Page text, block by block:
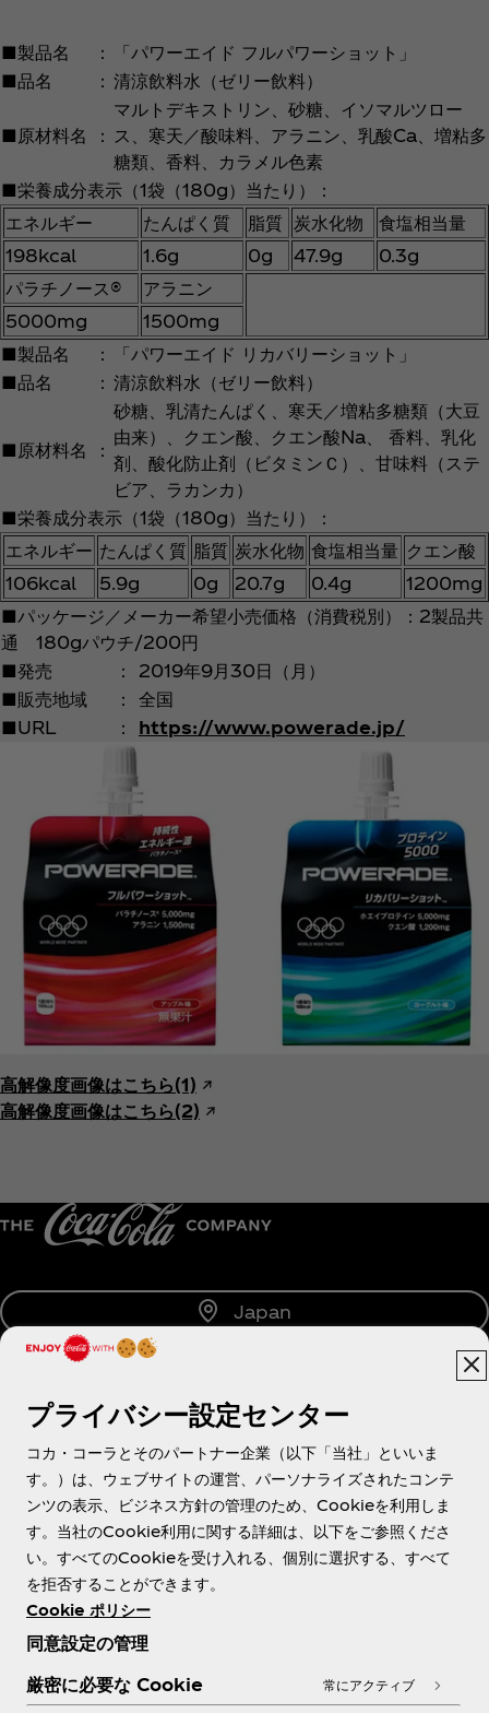
■製品名 ：
「パワーエイド フルパワーショット」
■品名
： 清涼飲料水（ゼリー飲料）
■原材料名 ：
マルトデキストリン、砂糖、イソマルツロー
ス、寒天／酸味料、アラニン、乳酸Ca、増粘多
糖類、香料、カラメル色素
■栄養成分表示（1袋（180g）当たり）：
エネルギー
たんぱく質 脂質 炭水化物
食塩相当量
198kcal
1.6g 0g 47.9g
0.3g
パラチノース®
アラニン
5000mg
1500mg
■製品名
：
「パワーエイド リカバリーショット」
■品名
： 清涼飲料水（ゼリー飲料）
■原材料名 ：
砂糖、乳清たんぱく、寒天／増粘多糖類（大豆
由来）、クエン酸、クエン酸Na、 香料、乳化
剤、酸化防止剤（ビタミンＣ）、甘味料（ステ
ビア、ラカンカ）
■栄養成分表示（1袋（180g）当たり）：
エネルギー たんぱく質 脂質 炭水化物 食塩相当量 クエン酸
106kcal
5.9g 0g 20.7g 0.4g
1200mg
■パッケージ／メーカー希望小売価格（消費税別）：2製品共
通 180gパウチ/200円
■発売
：
2019年9月30日（月）
■販売地域
：
全国
■URL
： https://www.powerade.jp/
高解像度画像はこちら(1) ↗︎
高解像度画像はこちら(2) ↗︎
Japan
About us
Need help?
各種ポリシー
プライバシー設定センター
コカ・コーラとそのパートナー企業（以下「当社」といいま
す。）は、ウェブサイトの運営、パーソナライズされたコンテ
ンツの表示、ビジネス方針の管理のため、Cookieを利用しま
す。当社のCookie利用に関する詳細は、以下をご参照くださ
い。すべてのCookieを受け入れる、個別に選択する、すべて
を拒否することができます。
Cookie ポリシー
同意設定の管理
厳密に必要な Cookie
常にアクティブ